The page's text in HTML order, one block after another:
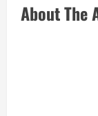
About The